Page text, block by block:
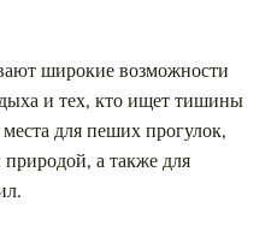
широкие возможности
и тех, кто ищет тишины
для пеших прогулок,
а также для